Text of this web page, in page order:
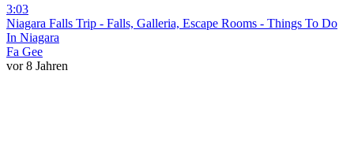
3:03
Niagara Falls Trip - Falls, Galleria, Escape Rooms - Things To Do
In Niagara
Fa Gee
vor 8 Jahren